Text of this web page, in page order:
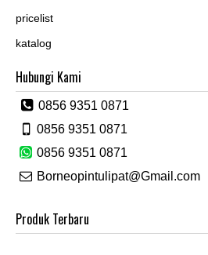
pricelist
katalog
Hubungi Kami
0856 9351 0871
0856 9351 0871
0856 9351 0871
Borneopintulipat@Gmail.com
Produk Terbaru